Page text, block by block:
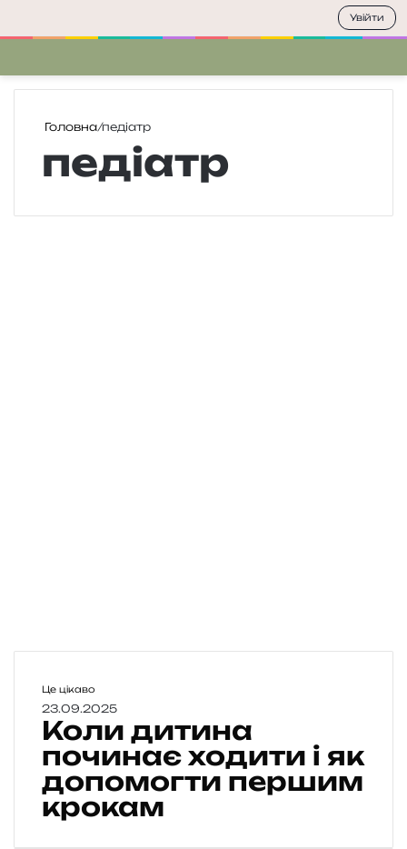
Головна/педіатр
педіатр
К
о
д
и
т
Це цікаво
23.09.2025
Коли дитина
починає ходити і як
допомогти першим
крокам
Увійти